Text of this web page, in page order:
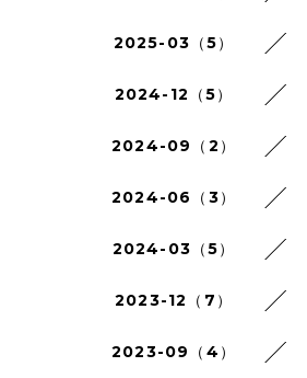
2025-03（5）
2024-12（5）
2024-09（2）
2024-06（3）
2024-03（5）
2023-12（7）
2023-09（4）